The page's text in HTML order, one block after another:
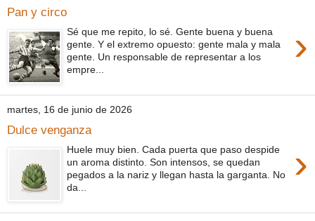
Pan y circo
›
Sé que me repito, lo sé. Gente buena y buena
gente. Y el extremo opuesto: gente mala y mala
gente. Un responsable de representar a los
empre...
martes, 16 de junio de 2026
Dulce venganza
›
Huele muy bien. Cada puerta que paso despide
un aroma distinto. Son intensos, se quedan
pegados a la nariz y llegan hasta la garganta. No
da...